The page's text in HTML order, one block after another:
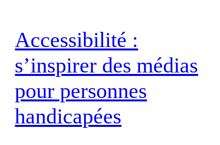
Accessibilité :
s’inspirer des médias
pour personnes
handicapées